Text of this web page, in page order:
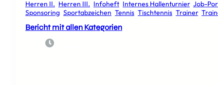
Herren II. Herren III. Infoheft Internes Hallenturnier, Job-
Sponsoring Sportabzeichen Tennis Tischtennis Trainer,
Bericht mit allen Kategorien